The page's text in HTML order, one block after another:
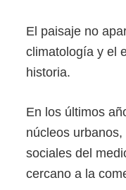
El paisaje no
climatología y el
historia.
En los últimos
núcleos
sociales del
cercano a la